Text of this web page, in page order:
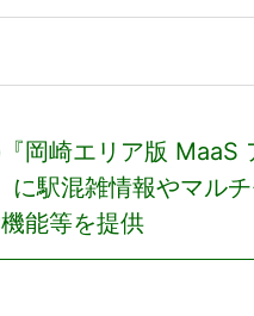
ース
岡崎エリア版 MaaS
に駅混雑情報やマル
能等を提供